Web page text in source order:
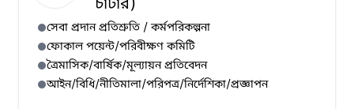
চার্টার)
সেবা প্রদান প্রতিশ্রুতি / কর্মপরিকল্পনা
ফোকাল পয়েন্ট/পরিবীক্ষণ কমিটি
ত্রৈমাসিক/বার্ষিক/মূল্যায়ন প্রতিবেদন
আইন/বিধি/নীতিমালা/পরিপত্র/নির্দেশিকা/প্রজ্ঞাপন